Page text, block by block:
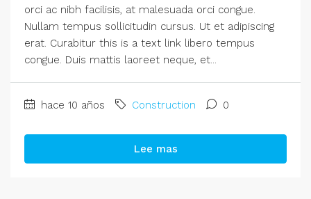
orci ac nibh facilisis, at malesuada orci congue.
Nullam tempus sollicitudin cursus. Ut et adipiscing
erat. Curabitur this is a text link libero tempus
congue. Duis mattis laoreet neque, et...
hace 10 años Construction 0
Lee mas